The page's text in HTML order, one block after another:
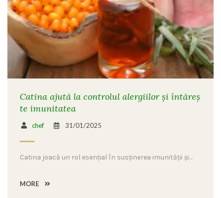
Catina ajută la controlul alergiilor și întăreș
te imunitatea
chef 31/01/2025
Catina joacă un rol esențial în susținerea imunității și…
MORE